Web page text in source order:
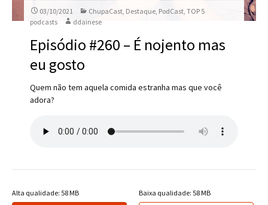
03/10/2021 ChupaCast, Destaque, PodCast,TOP 5
podcasts
ddainese
Episódio #260 – É nojento mas
eu gosto
Quem não tem aquela comida estranha mas que você
adora?
Alta qualidade: 58 MB Baixa qualidade: 58 MB